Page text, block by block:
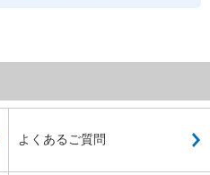
よくあるご質問